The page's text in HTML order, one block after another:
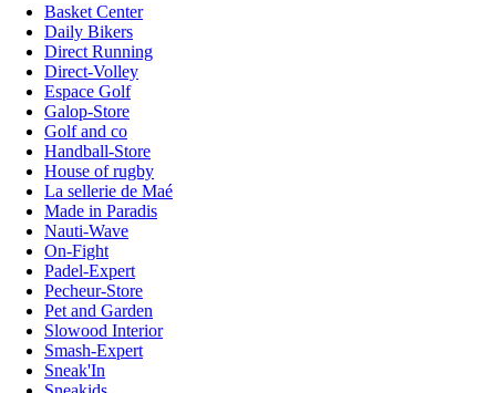
Basket Center
Daily Bikers
Direct Running
Direct-Volley
Espace Golf
Galop-Store
Golf and co
Handball-Store
House of rugby
La sellerie de Maé
Made in Paradis
Nauti-Wave
On-Fight
Padel-Expert
Pecheur-Store
Pet and Garden
Slowood Interior
Smash-Expert
Sneak'In